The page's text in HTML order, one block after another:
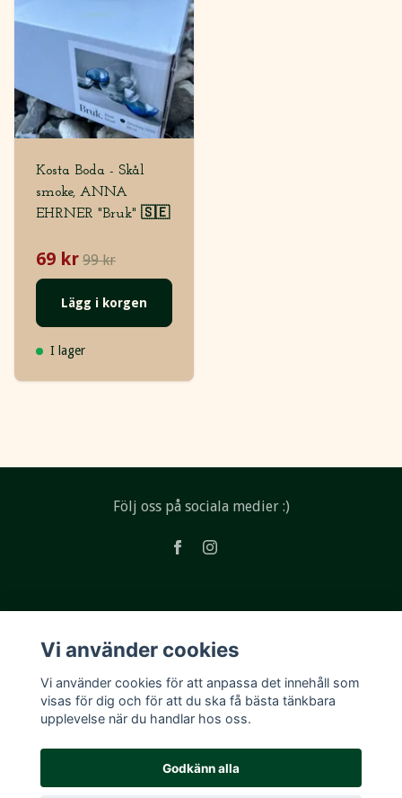
Kosta Boda - Skål
smoke, ANNA
EHRNER "Bruk" 🇸🇪
69 kr 99 kr
Lägg i korgen
I lager
Följ oss på sociala medier :)
Köpvillkor
Kontakt
Vi använder cookies
Vi använder cookies för att anpassa det innehåll som
visas för dig och för att du ska få bästa tänkbara
upplevelse när du handlar hos oss.
Godkänn alla